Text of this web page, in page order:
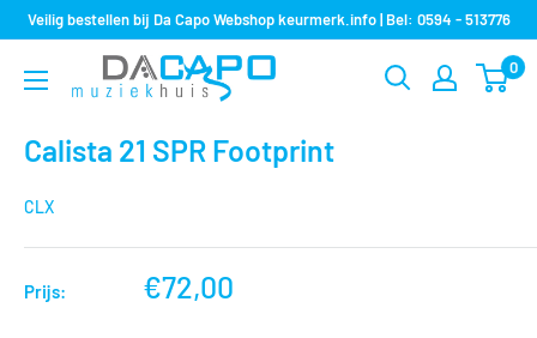
naar
Veilig bestellen bij Da Capo Webshop keurmerk.info | Bel: 0594 - 513776
Muziekhuis
Da
Capo
0
Calista 21 SPR Footprint
CLX
Prijs:
nu
€72,00